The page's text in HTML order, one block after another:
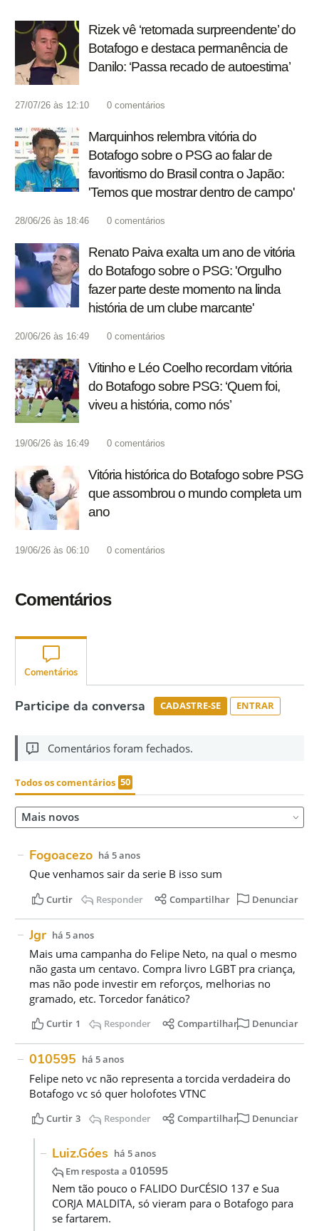
Rizek vê ‘retomada surpreendente’ do
Botafogo e destaca permanência de
Danilo: ‘Passa recado de autoestima’
27/07/26 às 12:10 0 comentários
Marquinhos relembra vitória do
Botafogo sobre o PSG ao falar de
favoritismo do Brasil contra o Japão:
'Temos que mostrar dentro de campo'
28/06/26 às 18:46 0 comentários
Renato Paiva exalta um ano de vitória
do Botafogo sobre o PSG: 'Orgulho
fazer parte deste momento na linda
história de um clube marcante'
20/06/26 às 16:49 0 comentários
Vitinho e Léo Coelho recordam vitória
do Botafogo sobre PSG: ‘Quem foi,
viveu a história, como nós’
19/06/26 às 16:49 0 comentários
Vitória histórica do Botafogo sobre PSG
que assombrou o mundo completa um
ano
19/06/26 às 06:10 0 comentários
Comentários